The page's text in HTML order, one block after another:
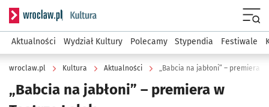
Serwis informacyjny wroclaw.pl podserwis: Kultura
Aktualności Wydział Kultury Polecamy Stypendia Festiwale
wroclaw.pl Kultura Aktualności „Babcia na jabłoni” – premiera
„Babcia na jabłoni” – premiera w